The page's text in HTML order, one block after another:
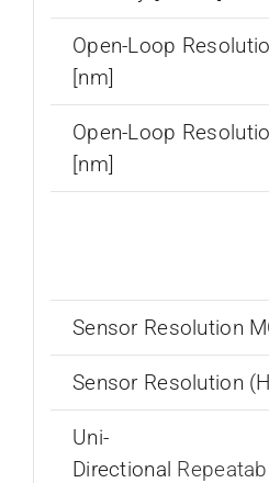
Open-Loop
[nm]
Open-Loop
[nm]
Sensor Resolution
Sensor Resolution
Uni-
Directional